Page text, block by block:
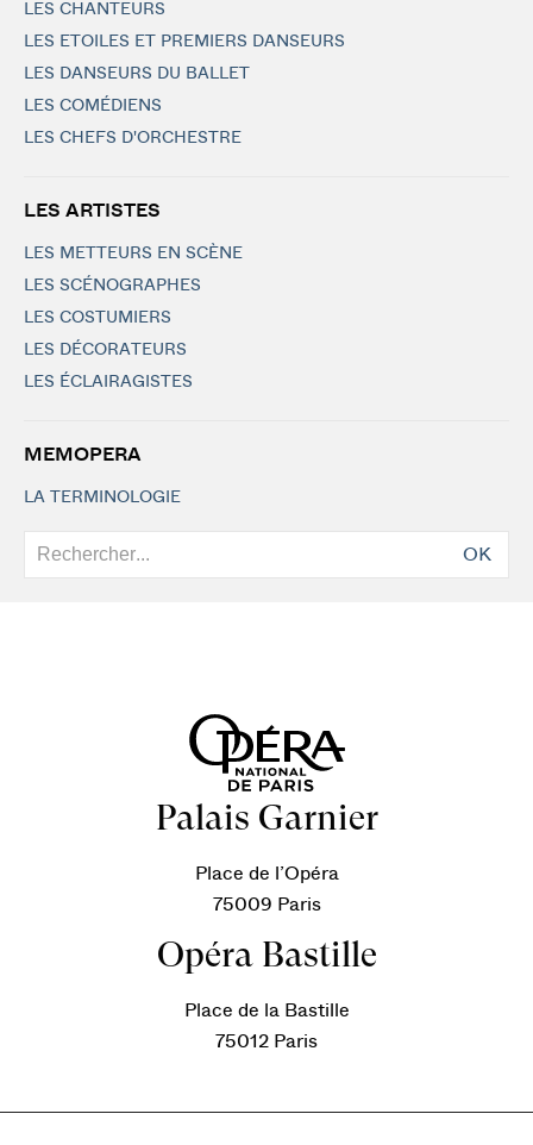
LES CHANTEURS
LES ETOILES ET PREMIERS DANSEURS
LES DANSEURS DU BALLET
LES COMÉDIENS
LES CHEFS D'ORCHESTRE
LES ARTISTES
LES METTEURS EN SCÈNE
LES SCÉNOGRAPHES
LES COSTUMIERS
LES DÉCORATEURS
LES ÉCLAIRAGISTES
MEMOPERA
LA TERMINOLOGIE
OK
Palais Garnier
Place de l’Opéra
75009 Paris
Opéra Bastille
Place de la Bastille
75012 Paris